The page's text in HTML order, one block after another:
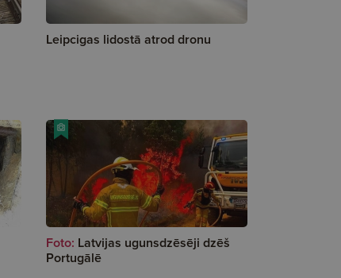
Leipcigas lidostā atrod dronu
Foto: Latvijas ugunsdzēsēji dzēš
Portugālē